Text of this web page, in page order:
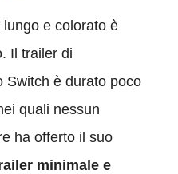
e colorato è
Il trailer di
Switch è durato poco
quali nessun
ha offerto il suo
minimale e